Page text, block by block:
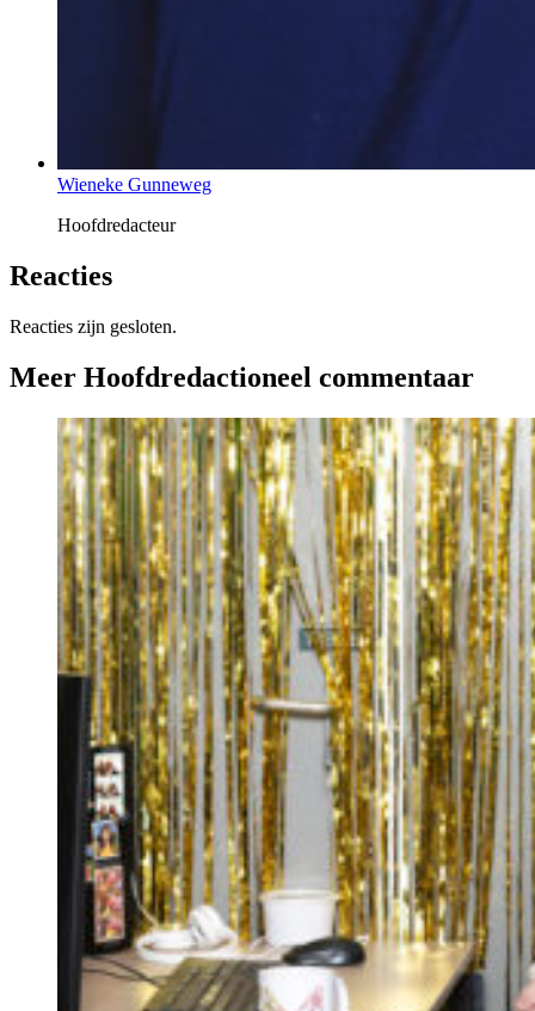
Wieneke Gunneweg
Hoofdredacteur
Reacties
Reacties zijn gesloten.
Meer Hoofdredactioneel commentaar